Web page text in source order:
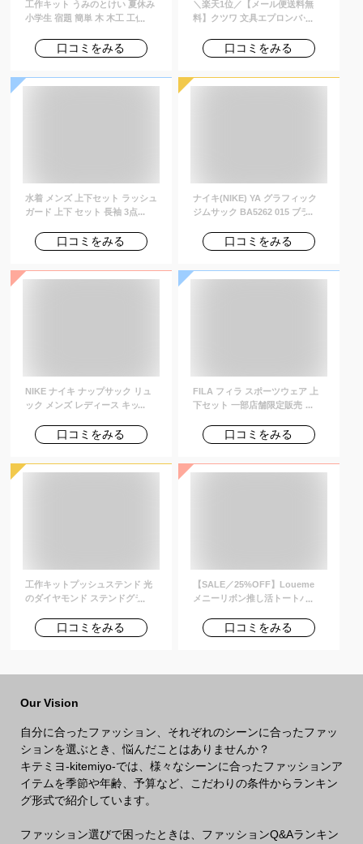
工作キット うみのとけい 夏休み
小学生 宿題 簡単 木 木工 工作 セ
学年 男の子 女の子 木製 子ども
会 自由研究 工作教室 ワークショ
木の工作 アイスタジオウッズ
口コミをみる
＼楽天1位／【メール便送料無
料】クツワ 文具エプロンバッグ
チ 仕事用 ウエストバッグ ベルト
ポーチ カラビナ ベルト通し メン
量 BE023-mail (si1a113)
口コミをみる
水着 メンズ 上下セット ラッシュ
ガード 上下 セット 長袖 3点セッ
シャツ レギンス 大きいサイズ 紫
外線対策 体型カバー サーフィン
水浴 サウナ
口コミをみる
ナイキ(NIKE) YA グラフィック
ジムサック BA5262 015 ブラッ
口コミをみる
NIKE ナイキ ナップサック リュ
ック メンズ レディース キッズ
スポーツ サックパック 黒 グレー
ピンク 小さめ スポーツバッグ 体
ン NIKE DC4245-010 Nike
口コミをみる
FILA フィラ スポーツウェア 上
下セット 一部店舗限定販売 オリ
ズ フィットネス水着 水着 3点セ
ット 10分丈 レギンス 大きいサ
ッション M L LL 3L 420919A 送
口コミをみる
工作キットプッシュステンド 光
のダイヤモンド ステンドグラス
口コミをみる
【SALE／25%OFF】Loueme
メニーリボン推し活トートバッ
ア うちわ ファスナー アウトフィ
ッターラボ バッグ トートバッグ
口コミをみる
Our Vision
自分に合ったファッション、それぞれのシーンに合ったファッ
ションを選ぶとき、悩んだことはありませんか？
キテミヨ-kitemiyo-では、様々なシーンに合ったファッションア
イテムを季節や年齢、予算など、こだわりの条件からランキン
グ形式で紹介しています。
ファッション選びで困ったときは、ファッションQ&Aランキン